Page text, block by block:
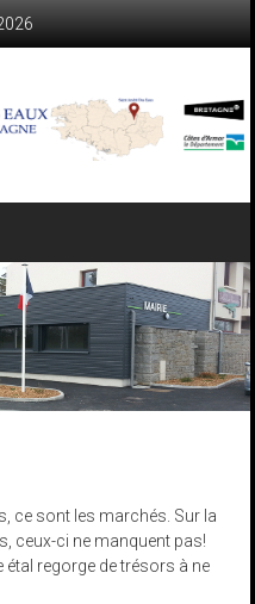
ce sont les marchés. Sur la
ceux-ci ne manquent pas!
regorge de trésors à ne